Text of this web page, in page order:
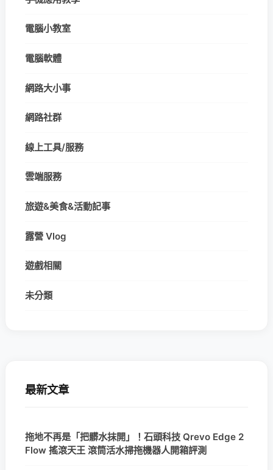
電腦小教室
電腦軟體
網路大小事
網路社群
線上工具/服務
雲端服務
旅遊&美食&活動記事
露營 Vlog
遊戲相關
未分類
最新文章
拖地不再是「把髒水抹開」！石頭科技 Qrevo Edge 2
Flow 搖滾天王 滾筒活水掃拖機器人開箱評測